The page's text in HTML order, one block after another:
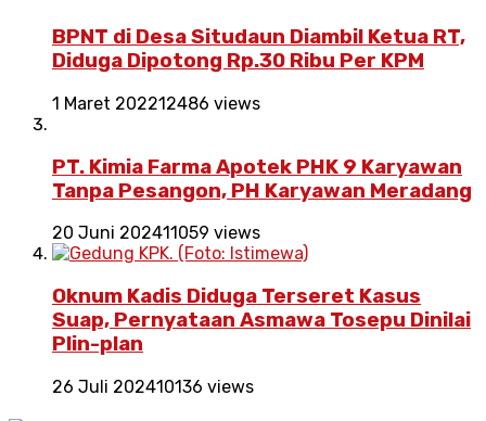
BPNT di Desa Situdaun Diambil Ketua RT,
Diduga Dipotong Rp.30 Ribu Per KPM
1 Maret 202212486 views
PT. Kimia Farma Apotek PHK 9 Karyawan
Tanpa Pesangon, PH Karyawan Meradang
20 Juni 202411059 views
Oknum Kadis Diduga Terseret Kasus
Suap, Pernyataan Asmawa Tosepu Dinilai
Plin-plan
26 Juli 202410136 views